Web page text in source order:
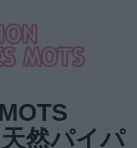
然パイパ